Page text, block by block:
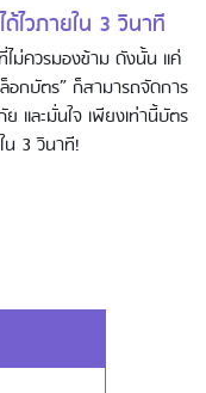
ไวภายใน 3 วินาที
ไม่ควรมองข้าม ดังนั้น แค่
ล็อกบัตร” ก็สามารถจัดการ
ย และมั่นใจ เพียงเท่านี้บัตร
น 3 วินาที!
ละรอบ